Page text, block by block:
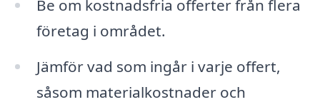
Be om kostnadsfria offerter från flera
företag i området.
Jämför vad som ingår i varje offert,
såsom materialkostnader och